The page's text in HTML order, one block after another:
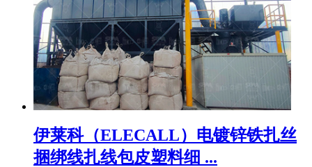
伊莱科（ELECALL）电镀锌铁扎丝
捆绑线扎线包皮塑料细 ...